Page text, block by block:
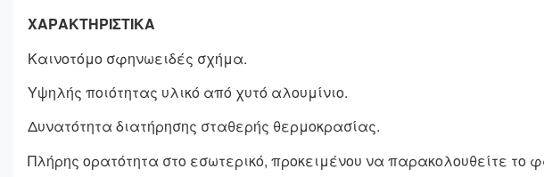
ΧΑΡΑΚΤΗΡΙΣΤΙΚΑ
Καινοτόμο σφηνωειδές σχήμα.
Υψηλής ποιότητας υλικό από χυτό αλουμίνιο.
Δυνατότητα διατήρησης σταθερής θερμοκρασίας.
Πλήρης ορατότητα στο εσωτερικό, προκειμένου να παρακολουθείτε το